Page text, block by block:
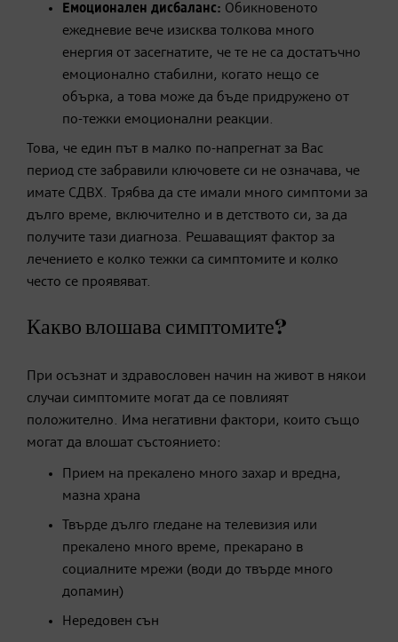
Емоционален дисбаланс: Обикновеното
ежедневие вече изисква толкова много
енергия от засегнатите, че те не са достатъчно
емоционално стабилни, когато нещо се
обърка, а това може да бъде придружено от
по-тежки емоционални реакции.
Това, че един път в малко по-напрегнат за Вас
период сте забравили ключовете си не означава, че
имате СДВХ. Трябва да сте имали много симптоми за
дълго време, включително и в детството си, за да
получите тази диагноза. Решаващият фактор за
лечението е колко тежки са симптомите и колко
често се проявяват.
Какво влошава симптомите?
При осъзнат и здравословен начин на живот в някои
случаи симптомите могат да се повлияят
положително. Има негативни фактори, които също
могат да влошат състоянието:
Прием на прекалено много захар и вредна,
мазна храна
Твърде дълго гледане на телевизия или
прекалено много време, прекарано в
социалните мрежи (води до твърде много
допамин)
Нередовен сън